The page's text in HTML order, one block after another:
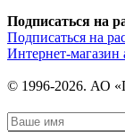
Подписаться на
Подписаться на
Интернет-магазин
© 1996-2026. АО